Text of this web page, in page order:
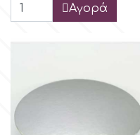
Αγορά